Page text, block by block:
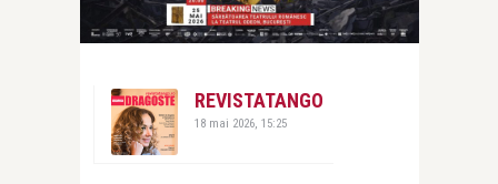
REVISTATANGO
18 mai 2026, 15:25